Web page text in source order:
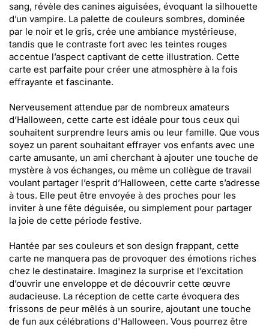
sang, révèle des canines aiguisées, évoquant la silhouette
d’un vampire. La palette de couleurs sombres, dominée
par le noir et le gris, crée une ambiance mystérieuse,
tandis que le contraste fort avec les teintes rouges
accentue l’aspect captivant de cette illustration. Cette
carte est parfaite pour créer une atmosphère à la fois
effrayante et fascinante.
Nerveusement attendue par de nombreux amateurs
d’Halloween, cette carte est idéale pour tous ceux qui
souhaitent surprendre leurs amis ou leur famille. Que vous
soyez un parent souhaitant effrayer vos enfants avec une
carte amusante, un ami cherchant à ajouter une touche de
mystère à vos échanges, ou même un collègue de travail
voulant partager l’esprit d’Halloween, cette carte s’adresse
à tous. Elle peut être envoyée à des proches pour les
inviter à une fête déguisée, ou simplement pour partager
la joie de cette période festive.
Hantée par ses couleurs et son design frappant, cette
carte ne manquera pas de provoquer des émotions riches
chez le destinataire. Imaginez la surprise et l’excitation
d’ouvrir une enveloppe et de découvrir cette œuvre
audacieuse. La réception de cette carte évoquera des
frissons de peur mêlés à un sourire, ajoutant une touche
de fun aux célébrations d'Halloween. Vous pourrez être